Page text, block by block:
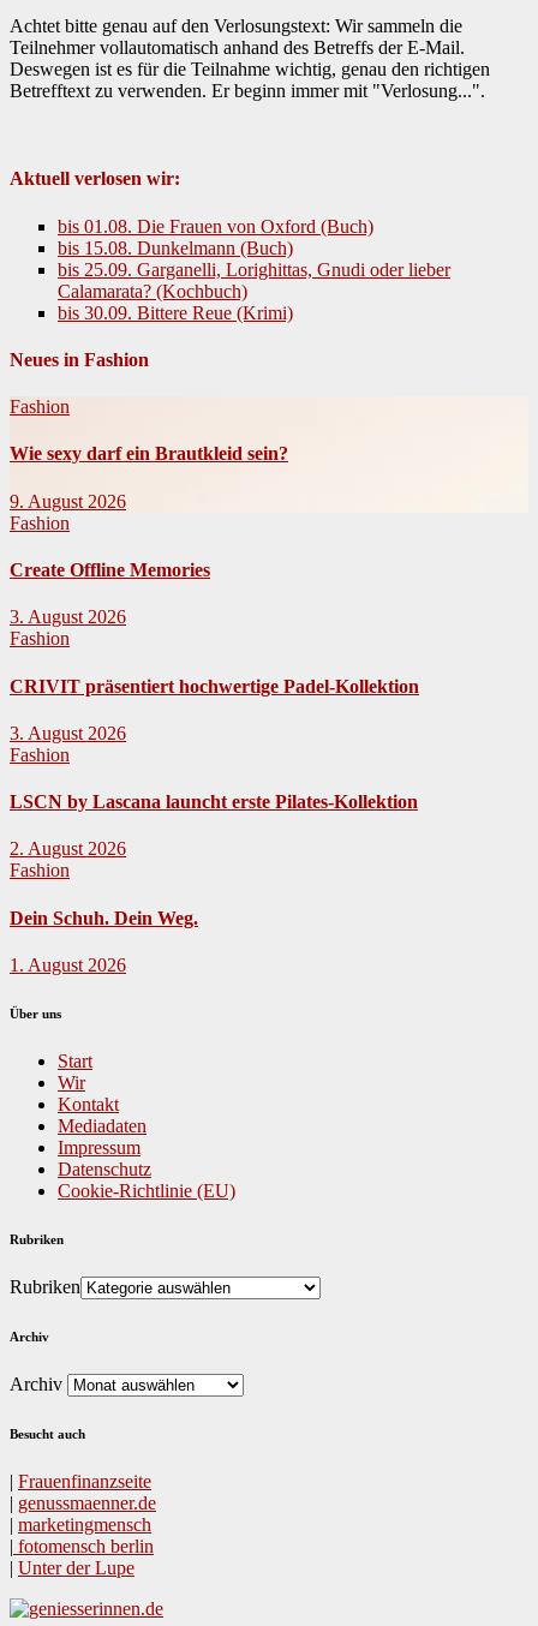
Achtet bitte genau auf den Verlosungstext: Wir sammeln die
Teilnehmer vollautomatisch anhand des Betreffs der E-Mail.
Deswegen ist es für die Teilnahme wichtig, genau den richtigen
Betrefftext zu verwenden. Er beginn immer mit "Verlosung...".
Aktuell verlosen wir:
bis 01.08. Die Frauen von Oxford (Buch)
bis 15.08. Dunkelmann (Buch)
bis 25.09. Garganelli, Lorighittas, Gnudi oder lieber
Calamarata? (Kochbuch)
bis 30.09. Bittere Reue (Krimi)
Neues in Fashion
Fashion
Wie sexy darf ein Brautkleid sein?
9. August 2026
Fashion
Create Offline Memories
3. August 2026
Fashion
CRIVIT präsentiert hochwertige Padel-Kollektion
3. August 2026
Fashion
LSCN by Lascana launcht erste Pilates-Kollektion
2. August 2026
Fashion
Dein Schuh. Dein Weg.
1. August 2026
Über uns
Start
Wir
Kontakt
Mediadaten
Impressum
Datenschutz
Cookie-Richtlinie (EU)
Rubriken
Rubriken
Archiv
Archiv
Besucht auch
| Frauen­fi­nanz­seite
| genussmaenner.de
| mar­ket­ing­men­sch
| fotomen­sch berlin
| Unter der Lupe